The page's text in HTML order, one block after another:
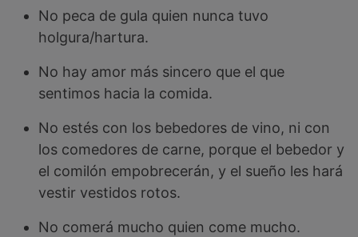
No peca de gula quien nunca tuvo
holgura/hartura.
No hay amor más sincero que el que
sentimos hacia la comida.
No estés con los bebedores de vino, ni con
los comedores de carne, porque el bebedor y
el comilón empobrecerán, y el sueño les hará
vestir vestidos rotos.
No comerá mucho quien come mucho.